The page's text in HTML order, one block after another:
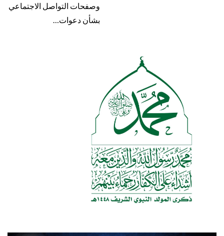
وصفحات التواصل الاجتماعي
بشأن دعوات…